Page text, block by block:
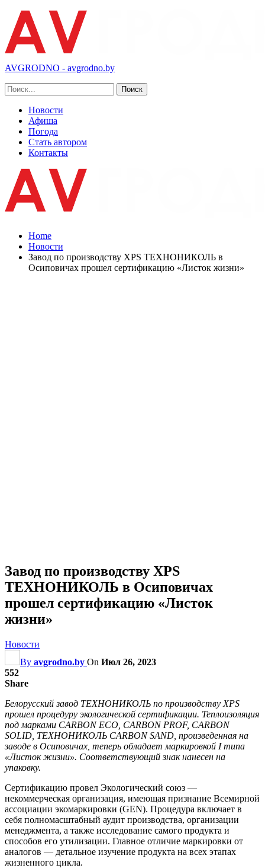
AVGRODNO - avgrodno.by
Новости
Афиша
Погода
Стать автором
Контакты
Home
Новости
Завод по производству XPS ТЕХНОНИКОЛЬ в
Осиповичах прошел сертификацию «Листок жизни»
Завод по производству XPS
ТЕХНОНИКОЛЬ в Осиповичах
прошел сертификацию «Листок
жизни»
Новости
By avgrodno.by On Июл 26, 2023
552
Share
Белорусский завод ТЕХНОНИКОЛЬ по производству XPS
прошел процедуру экологической сертификации. Теплоизоляция
под марками CARBON ECO, CARBON PROF, CARBON
SOLID, ТЕХНОНИКОЛЬ CARBON SAND, произведенная на
заводе в Осиповичах, теперь обладает маркировкой Iтипа
«Листок жизни». Соответствующий знак нанесен на
упаковку.
Сертификацию провел Экологический союз —
некоммерческая организация, имеющая признание Всемирной
ассоциации экомаркировки (GEN). Процедура включает в
себя полномасштабный аудит производства, организации
менеджмента, а также исследование самого продукта и
способов его утилизации. Главное отличие маркировки от
аналогов — детальное изучение продукта на всех этапах
жизненного цикла.